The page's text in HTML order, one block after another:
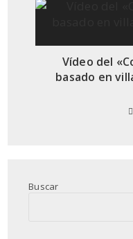
Vídeo del
basado en
Buscar